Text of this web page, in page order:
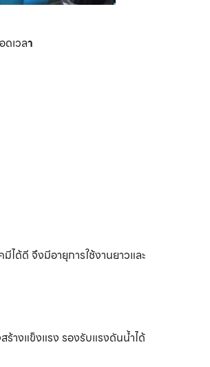
ดเวลา
ได้ดี จึงมีอายุการใช้งานยาวและ
างแข็งแรง รองรับแรงดันน้ำได้